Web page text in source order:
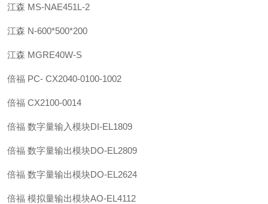
江森 MS-NAE451L-2
江森 N-600*500*200
江森 MGRE40W-S
倍福 PC- CX2040-0100-1002
倍福 CX2100-0014
倍福 数字量输入模块DI-EL1809
倍福 数字量输出模块DO-EL2809
倍福 数字量输出模块DO-EL2624
倍福 模拟量输出模块AO-EL4112